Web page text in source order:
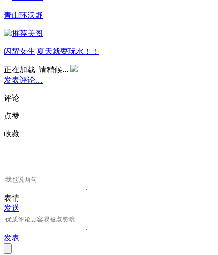
青山环沃野
闪耀女生|夏天就要玩水！！
正在加载, 请稍候...
发表评论…
评论
点赞
收藏
表情
发送
发表